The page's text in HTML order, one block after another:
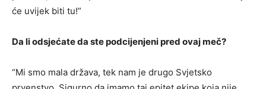
će uvijek biti tu!”
Da li odsjećate da ste podcijenjeni pred ovaj meč?
“Mi smo mala država, tek nam je drugo Svjetsko